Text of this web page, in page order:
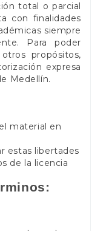
total o parcial
con finalidades
siempre
Para poder
propósitos,
expresa
Medellín.
material en
estas libertades
de la licencia